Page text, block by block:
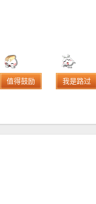
值得鼓励 我是路过